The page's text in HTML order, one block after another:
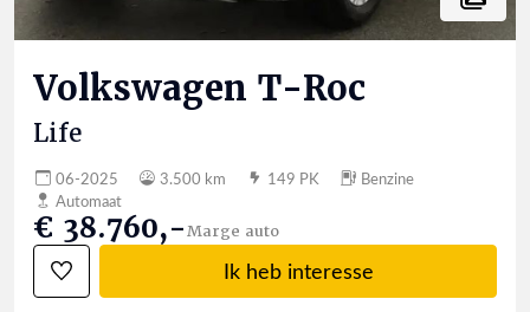
Volkswagen T-Roc
Life
06-2025 3.500 km 149 PK
Benzine
Automaat
€ 38.760,-Marge auto
Ik heb interesse